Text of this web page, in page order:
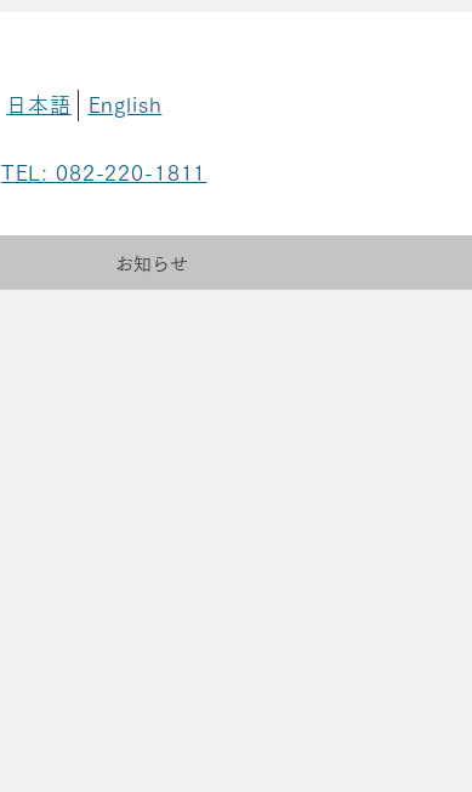
日本語 English
TEL: 082-220-1811
お知らせ